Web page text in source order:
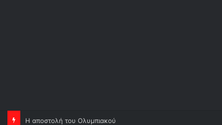
Ορτέγκα και Σα, ανεβάζουν κι άλλο τον Ολυμπιακό!